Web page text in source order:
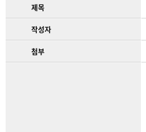
제목
작성자
첨부